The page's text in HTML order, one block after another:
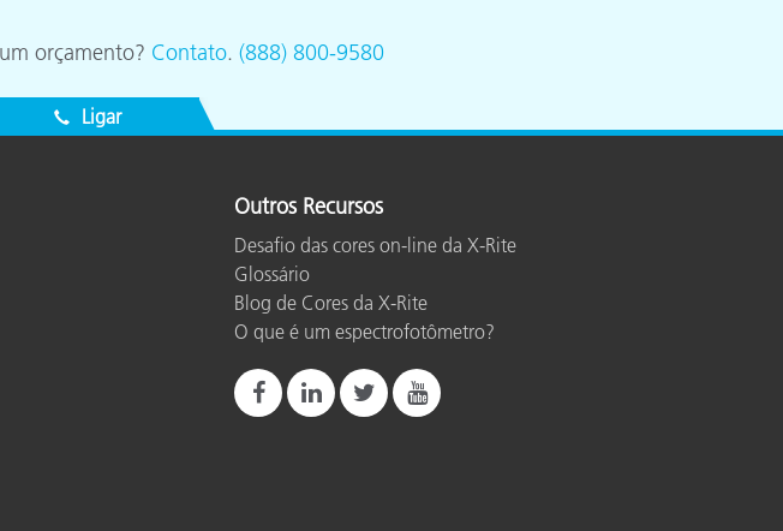
Materiais de Construção
Bens Duráveis
orçamento? Contato. (888) 800-9580
Ligar
Outros Recursos
Desafio das cores on-line da X-Rite
Glossário
Blog de Cores da X-Rite
O que é um espectrofotômetro?